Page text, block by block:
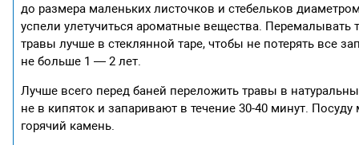
до размера маленьких листочков и стебельков
успели улетучиться ароматные вещества.
травы лучше в стеклянной таре, чтобы не потерять все
не больше 1 — 2 лет.
Лучше всего перед баней переложить травы в
не в кипяток и запаривают в течение 30-40 минут.
горячий камень.